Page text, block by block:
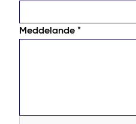
Meddelande *